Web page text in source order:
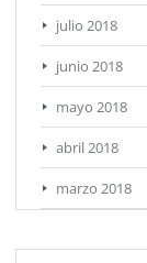
julio 2018
junio 2018
mayo 2018
abril 2018
marzo 2018